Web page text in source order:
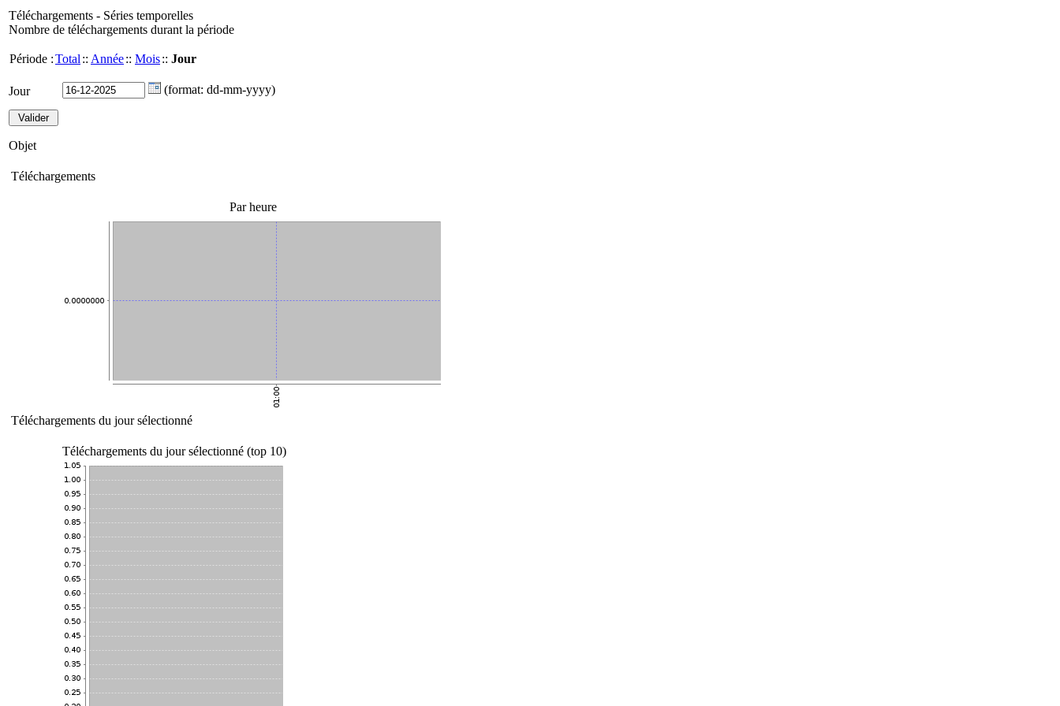
Téléchargements - Séries temporelles
Nombre de téléchargements durant la période
Période :Total :: Année:: Mois:: Jour
Jour (format: dd-mm-yyyy)
Objet
Téléchargements
Par heure
Téléchargements du jour sélectionné
Téléchargements du jour sélectionné (top 10)